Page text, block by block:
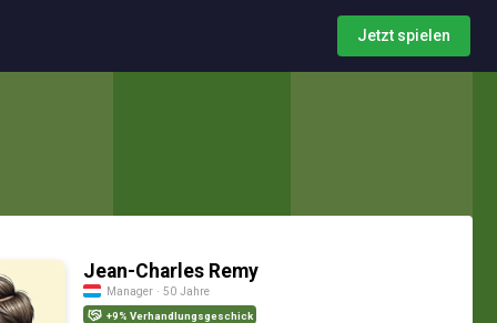
Jetzt spielen
Jean-Charles Remy
Manager · 50 Jahre
+9% Verhandlungsgeschick